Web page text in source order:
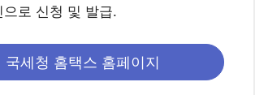
로 신청 및 발급.
국세청 홈택스 홈페이지